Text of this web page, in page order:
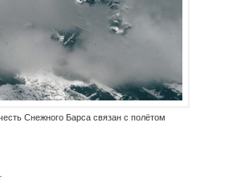
Снежного Барса связан с полётом